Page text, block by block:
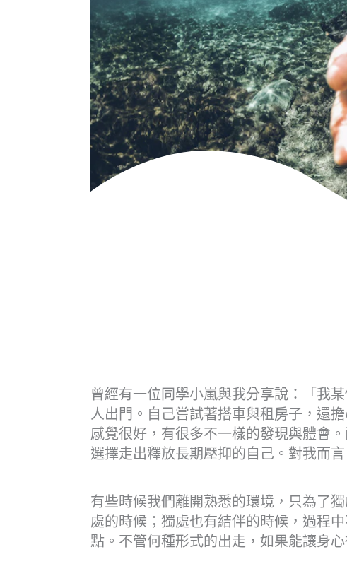
曾經有一位同學小嵐與我分享說：「我
人出門。自己嘗試著搭車與租房子，還
感覺很好，有很多不一樣的發現與體會
選擇走出釋放長期壓抑的自己。對我而
有些時候我們離開熟悉的環境，只為了
處的時候；獨處也有結伴的時候，過程
點。不管何種形式的出走，如果能讓身